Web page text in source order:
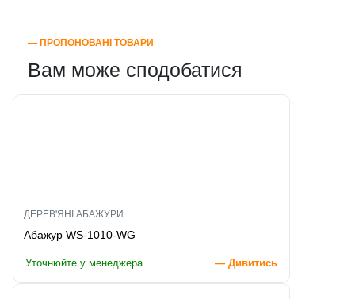
― ПРОПОНОВАНІ ТОВАРИ
Вам може сподобатися
ДЕРЕВ'ЯНІ АБАЖУРИ
Абажур WS-1010-WG
Уточнюйте у менеджера — Дивитись